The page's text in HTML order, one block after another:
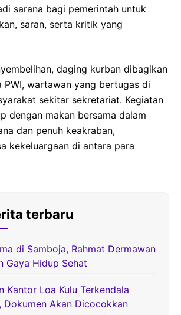
sarana bagi pemerintah untuk
saran, serta kritik yang
daging kurban dibagikan
PWI, wartawan yang bertugas di
sekitar sekretariat. Kegiatan
dengan makan bersama dalam
dan penuh keakraban,
kekeluargaan di antara para
terbaru
di Samboja, Rahmat Dermawan
Gaya Hidup Sehat
Kantor Loa Kulu Terkendala
Dokumen Akan Dicocokkan